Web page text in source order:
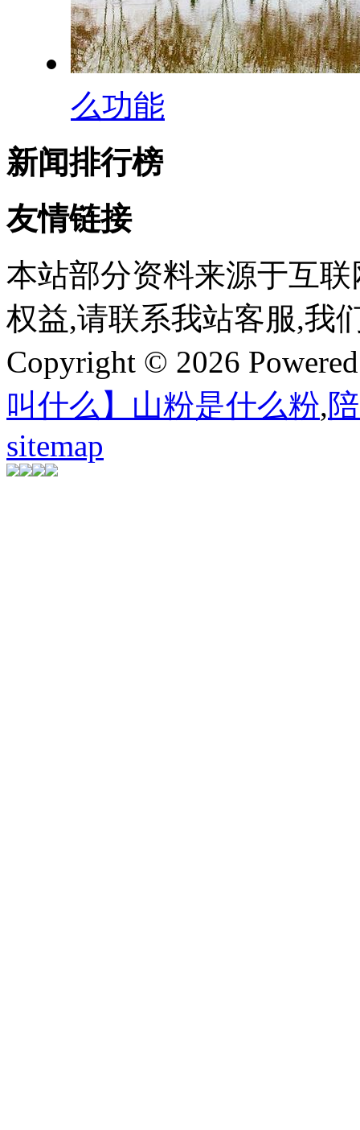
么功能
新闻排行榜
友情链接
本站部分资料来源于互
权益,请联系我站客服,我
Copyright © 2026
叫什么】山粉是什么粉,
sitemap